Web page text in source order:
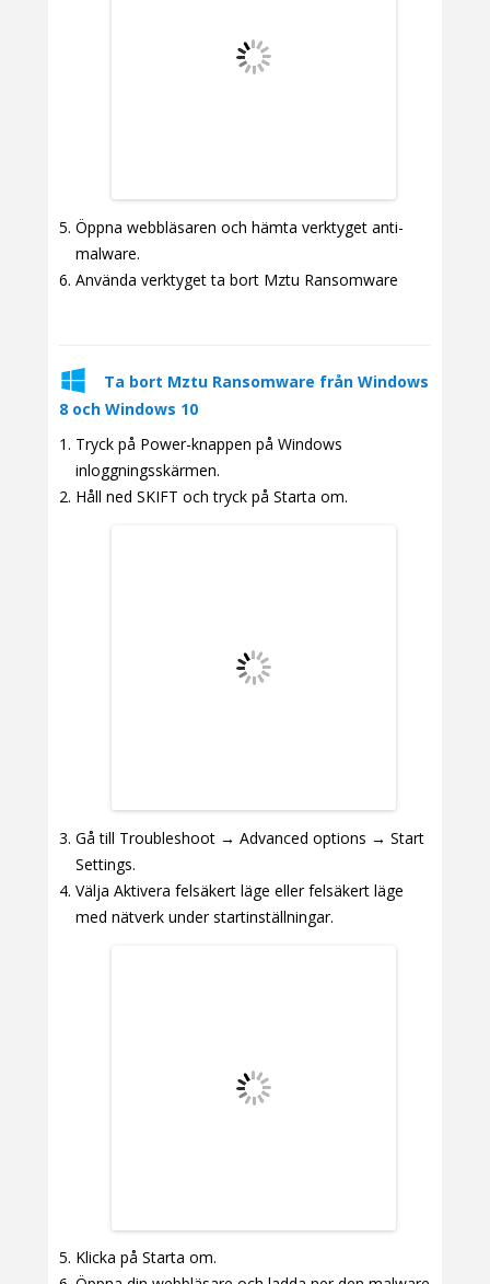
Öppna webbläsaren och hämta verktyget anti-
malware.
Använda verktyget ta bort Mztu Ransomware
Ta bort Mztu Ransomware från Windows
8 och Windows 10
Tryck på Power-knappen på Windows
inloggningsskärmen.
Håll ned SKIFT och tryck på Starta om.
Gå till Troubleshoot → Advanced options → Start
Settings.
Välja Aktivera felsäkert läge eller felsäkert läge
med nätverk under startinställningar.
Klicka på Starta om.